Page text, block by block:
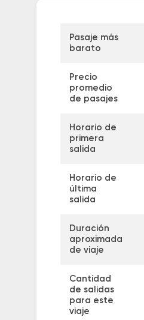
Pasaje más
barato
Precio
promedio
de pasajes
Horario de
primera
salida
Horario de
última
salida
Duración
aproximada
de viaje
Cantidad
de salidas
para este
viaje